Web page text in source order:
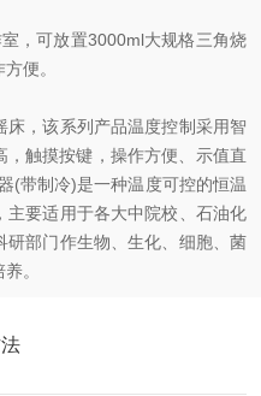
可放置3000ml大规格三角烧
便。
，该系列产品温度控制采用智
触摸按键，操作方便、示值直
(带制冷)是一种温度可控的恒温
主要适用于各大中院校、石油化
研部门作生物、生化、细胞、菌
。